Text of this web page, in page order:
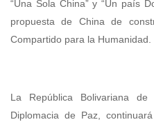
“Una Sola China” y “Un país
propuesta de China de
Compartido para la Humanidad.
La República Bolivariana
Diplomacia de Paz,